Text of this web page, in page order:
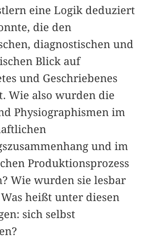
eine Logik deduziert
die den
diagnostischen und
Blick auf
und Geschriebenes
Wie also wurden die
Physiographismen im
und im
Produktionsprozess
Wie wurden sie lesbar
heißt unter diesen
sich selbst